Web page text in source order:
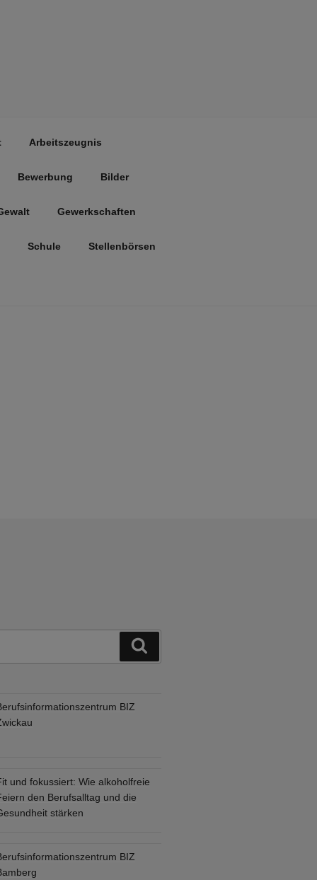
Arbeitszeugnis
Bewerbung Bilder
Gewerkschaften
Schule Stellenbörsen
BIZ
und fokussiert: Wie alkoholfreie
den Berufsalltag und die
stärken
BIZ